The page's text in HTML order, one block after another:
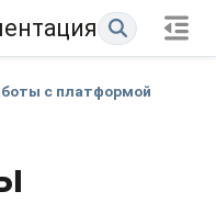
с платформой